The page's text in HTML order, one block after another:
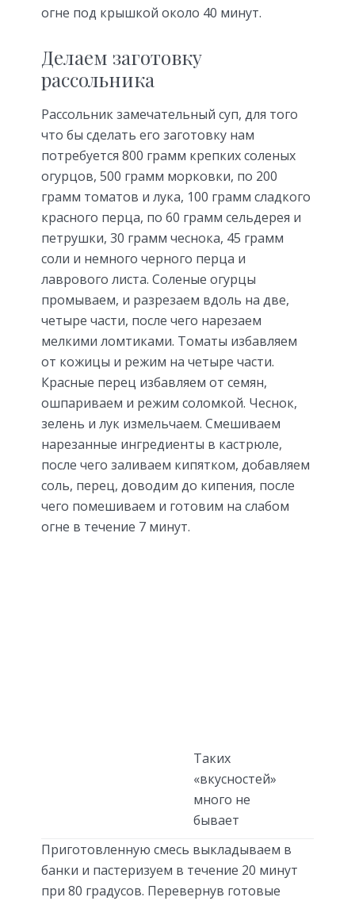
огне под крышкой около 40 минут.
Делаем заготовку
рассольника
Рассольник замечательный суп, для того
что бы сделать его заготовку нам
потребуется 800 грамм крепких соленых
огурцов, 500 грамм морковки, по 200
грамм томатов и лука, 100 грамм сладкого
красного перца, по 60 грамм сельдерея и
петрушки, 30 грамм чеснока, 45 грамм
соли и немного черного перца и
лаврового листа. Соленые огурцы
промываем, и разрезаем вдоль на две,
четыре части, после чего нарезаем
мелкими ломтиками. Томаты избавляем
от кожицы и режим на четыре части.
Красные перец избавляем от семян,
ошпариваем и режим соломкой. Чеснок,
зелень и лук измельчаем. Смешиваем
нарезанные ингредиенты в кастрюле,
после чего заливаем кипятком, добавляем
соль, перец, доводим до кипения, после
чего помешиваем и готовим на слабом
огне в течение 7 минут.
Таких
«вкусностей»
много не
бывает
Приготовленную смесь выкладываем в
банки и пастеризуем в течение 20 минут
при 80 градусов. Перевернув готовые